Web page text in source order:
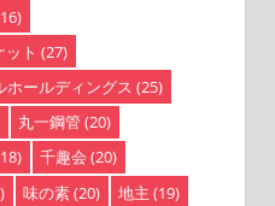
ト (27)
ホールディングス (25)
丸一鋼管(20)
千趣会 (20)
味の素(20) 地主 (19)